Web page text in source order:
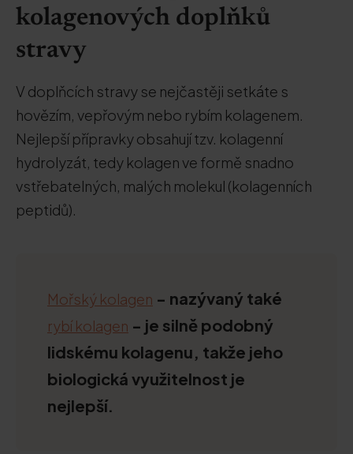
kolagenových doplňků
stravy
V doplňcích stravy se nejčastěji setkáte s
hovězím, vepřovým nebo rybím kolagenem.
Nejlepší přípravky obsahují tzv. kolagenní
hydrolyzát, tedy kolagen ve formě snadno
vstřebatelných, malých molekul (kolagenních
peptidů).
Mořský kolagen - nazývaný také
rybí kolagen - je silně podobný
lidskému kolagenu, takže jeho
biologická využitelnost je
nejlepší.